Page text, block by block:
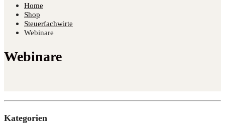
Home
Shop
Steuerfachwirte
Webinare
Webinare
Kate­go­rien